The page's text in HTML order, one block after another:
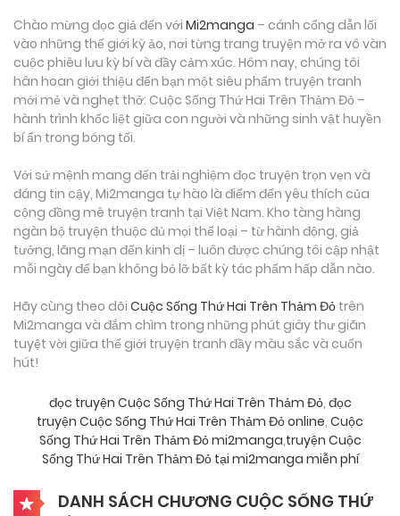
Chào mừng đọc giả đến với Mi2manga – cánh cổng dẫn lối
vào những thế giới kỳ ảo, nơi từng trang truyện mở ra vô vàn
cuộc phiêu lưu kỳ bí và đầy cảm xúc. Hôm nay, chúng tôi
hân hoan giới thiệu đến bạn một siêu phẩm truyện tranh
mới mẻ và nghẹt thở: Cuộc Sống Thứ Hai Trên Thảm Đỏ –
hành trình khốc liệt giữa con người và những sinh vật huyền
bí ẩn trong bóng tối.
Với sứ mệnh mang đến trải nghiệm đọc truyện trọn vẹn và
đáng tin cậy, Mi2manga tự hào là điểm đến yêu thích của
cộng đồng mê truyện tranh tại Việt Nam. Kho tàng hàng
ngàn bộ truyện thuộc đủ mọi thể loại – từ hành động, giả
tưởng, lãng mạn đến kinh dị – luôn được chúng tôi cập nhật
mỗi ngày để bạn không bỏ lỡ bất kỳ tác phẩm hấp dẫn nào.
Hãy cùng theo dõi Cuộc Sống Thứ Hai Trên Thảm Đỏ trên
Mi2manga và đắm chìm trong những phút giây thư giãn
tuyệt vời giữa thế giới truyện tranh đầy màu sắc và cuốn
hút!
đọc truyện Cuộc Sống Thứ Hai Trên Thảm Đỏ, đọc
truyện Cuộc Sống Thứ Hai Trên Thảm Đỏ online, Cuộc
Sống Thứ Hai Trên Thảm Đỏ mi2manga,truyện Cuộc
Sống Thứ Hai Trên Thảm Đỏ tại mi2manga miễn phí
DANH SÁCH CHƯƠNG CUỘC SỐNG THỨ